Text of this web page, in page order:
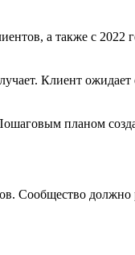
а также с 2022
Клиент
планом
Сообщество